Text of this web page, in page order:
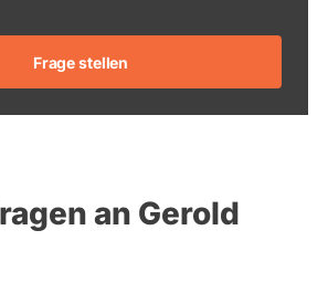
Frage stellen
an Gerold